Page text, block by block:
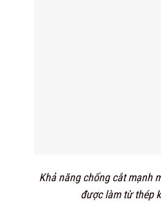
Khả năng chống cắt mạnh
được làm từ thép